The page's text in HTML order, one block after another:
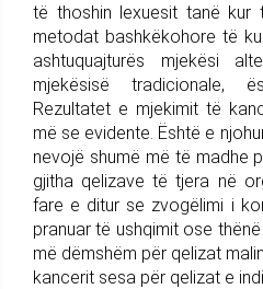
të thoshin lexuesit tanë kur
metodat bashkëkohore të
ashtuquajturës mjekësi
mjekësisë tradicionale,
Rezultatet e mjekimit të
më se evidente. Është e
nevojë shumë më të madhe
gjitha qelizave të tjera në
fare e ditur se zvogëlimi i
pranuar të ushqimit ose
më dëmshëm për qelizat
kancerit sesa për qelizat e